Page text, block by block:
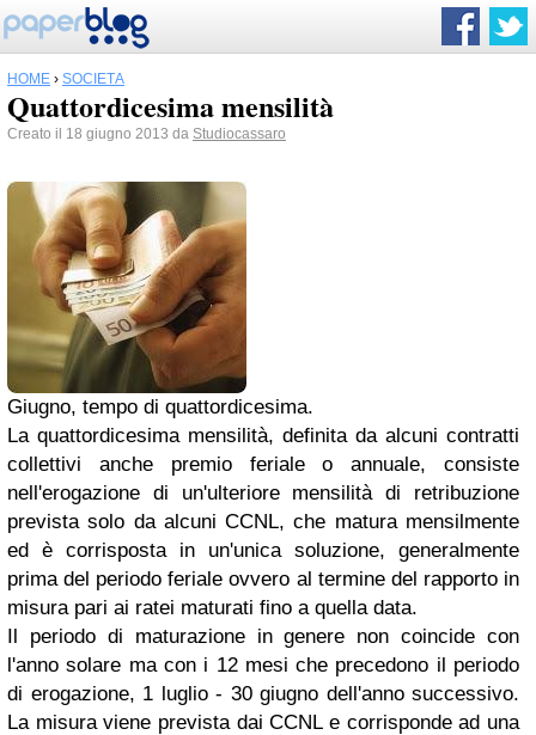
HOME › SOCIETÀ
Quattordicesima mensilità
Creato il 18 giugno 2013 da Studiocassaro
Giugno, tempo di quattordicesima.
La quattordicesima mensilità, definita da alcuni contratti
collettivi anche premio feriale o annuale, consiste
nell'erogazione di un'ulteriore mensilità di retribuzione
prevista solo da alcuni CCNL, che matura mensilmente
ed è corrisposta in un'unica soluzione, generalmente
prima del periodo feriale ovvero al termine del rapporto in
misura pari ai ratei maturati fino a quella data.
Il periodo di maturazione in genere non coincide con
l'anno solare ma con i 12 mesi che precedono il periodo
di erogazione, 1 luglio - 30 giugno dell'anno successivo.
La misura viene prevista dai CCNL e corrisponde ad una